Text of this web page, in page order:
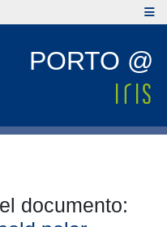
PORTO @
documento: